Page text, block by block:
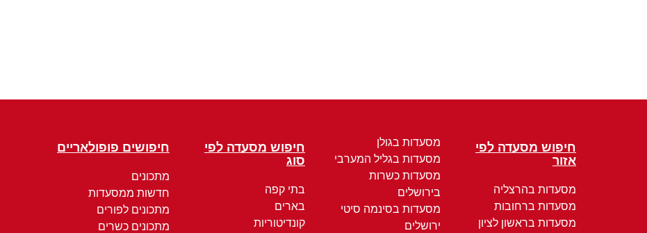
חיפוש מסעדה לפי
אזור
מסעדות בהרצליה
מסעדות ברחובות
מסעדות בראשון לציון
מסעדות בגולן
מסעדות בגליל המערבי
מסעדות כשרות
בירושלים
מסעדות בסינמה סיטי
ירושלים
חיפוש מסעדה לפי
סוג
בתי קפה
בארים
קונדיטוריות
חיפושים פופולאריים
מתכונים
חדשות ממסעדות
מתכונים לפורים
מתכונים כשרים